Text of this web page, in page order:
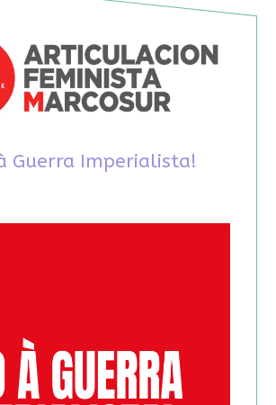
Guerra Imperialista!